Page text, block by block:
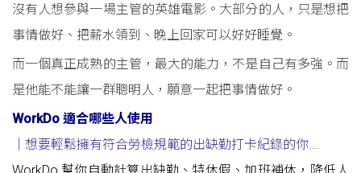
沒有人想參與一場主管的英雄電影。大部分的人，只是想把
事情做好、把薪水領到、晚上回家可以好好睡覺。
而一個真正成熟的主管，最大的能力，不是自己有多強。而
是他能不能讓一群聰明人，願意一起把事情做好。
WorkDo 適合哪些人使用
｜想要輕鬆擁有符合勞檢規範的出缺勤打卡紀錄的你
WorkDo 幫你自動計算出缺勤、特休假、加班補休，降低人